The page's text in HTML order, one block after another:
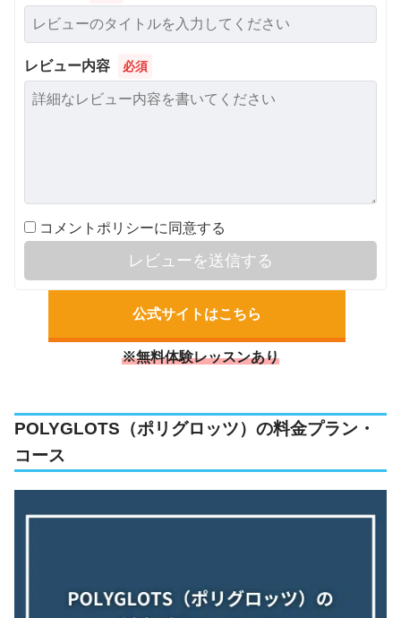
レビュー内容 必須
コメントポリシーに同意する
レビューを送信する
公式サイトはこちら
※無料体験レッスンあり
POLYGLOTS（ポリグロッツ）の料金プラン・
コース